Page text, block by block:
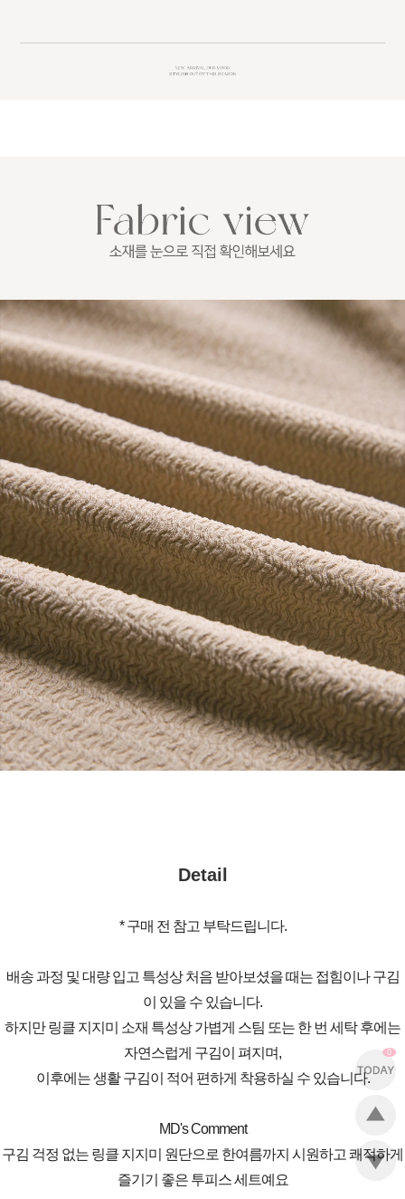
0
Detail
* 구매 전 참고 부탁드립니다.
배송 과정 및 대량 입고 특성상 처음 받아보셨을 때는 접힘이나 구김
이 있을 수 있습니다.
하지만 링클 지지미 소재 특성상 가볍게 스팀 또는 한 번 세탁 후에는
자연스럽게 구김이 펴지며,
이후에는 생활 구김이 적어 편하게 착용하실 수 있습니다.
MD's Comment
구김 걱정 없는 링클 지지미 원단으로 한여름까지 시원하고 쾌적하게
즐기기 좋은 투피스 세트예요